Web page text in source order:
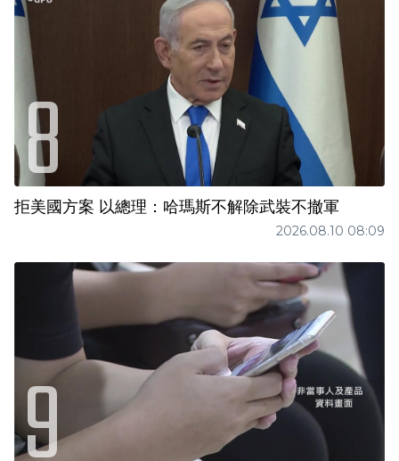
拒美國方案 以總理：哈瑪斯不解除武裝不撤軍
2026.08.10 08:09